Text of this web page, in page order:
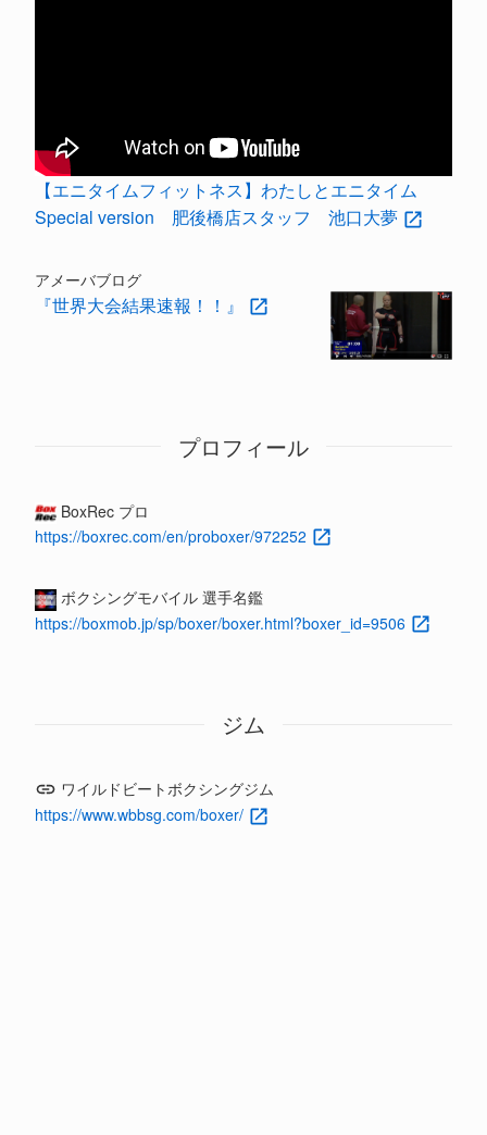
【エニタイムフィットネス】わたしとエニタイム
Special version 肥後橋店スタッフ 池口大夢
アメーバブログ
『世界大会結果速報！！』
プロフィール
BoxRec プロ
https://boxrec.com/en/proboxer/972252
ボクシングモバイル 選手名鑑
https://boxmob.jp/sp/boxer/boxer.html?boxer_id=9506
ジム
ワイルドビートボクシングジム
https://www.wbbsg.com/boxer/